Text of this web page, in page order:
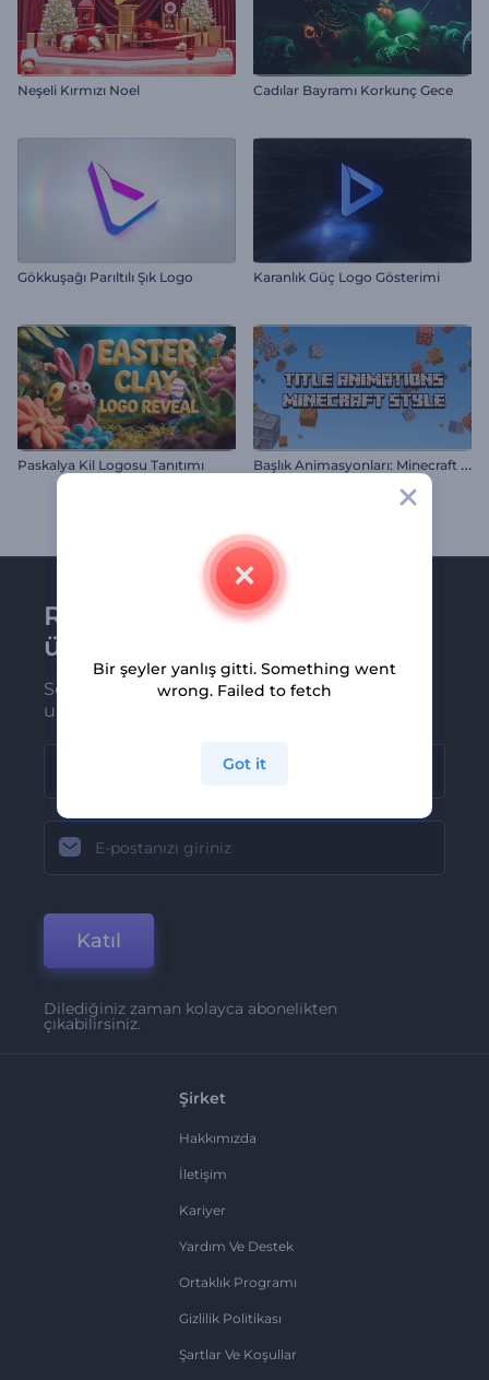
Neşeli Kırmızı Noel Cadılar Bayramı Korkunç Gece
Gökkuşağı Parıltılı Şık Logo Karanlık Güç Logo Gösterimi
Paskalya Kil Logosu Tanıtımı B
aşlık Animasyonları: Minecraft Tarzı
Renderforest bültenine
üye olun
Son haber ve tekliflerimiz ilk olarak size
ulaşsın
Katıl
Dilediğiniz zaman kolayca abonelikten
çıkabilirsiniz.
Şirket
Hakkımızda
İletişim
Kariyer
Yardım Ve Destek
Ortaklık Programı
Gizlilik Politikası
Şartlar Ve Koşullar
Bir şeyler yanlış gitti. Something went
wrong. Failed to fetch
Got it